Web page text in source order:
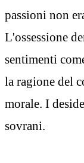
passioni non
L'ossessione
sentimenti
la ragione del
morale. I
sovrani.